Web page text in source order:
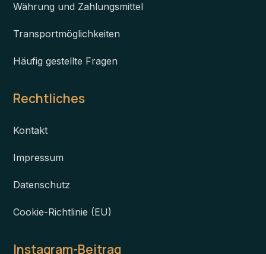
Währung und Zahlungsmittel
Transportmöglichkeiten
Häufig gestellte Fragen
Rechtliches
Kontakt
Impressum
Datenschutz
Cookie-Richtlinie (EU)
Instagram-Beitrag